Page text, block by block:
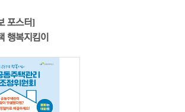
포스터]
행복지킴이